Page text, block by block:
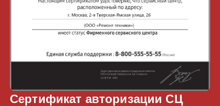
Сертификат авторизации СЦ